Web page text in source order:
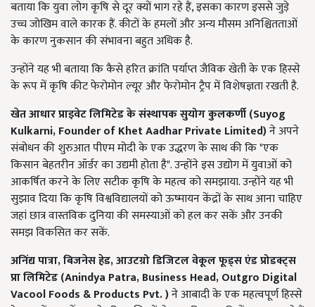
बताया कि युवा लोग कृषि से दूर क्यों भाग रहे हैं, इसका कारण इससे जुड़े
उच्च जोखिम वाले कारक हैं. कीटों के हमलों और अन्य मौसम अनिश्चितताओं
के कारण नुकसान की संभावना बहुत अधिक है.
उन्होंने यह भी बताया कि कैसे हरित क्रांति पर्याप्त जैविक खेती के एक हिस्से
के रूप में कृषि कीट फेरोमोन ल्यूर और फेरोमोन ट्रैप में विशेषज्ञता रखती है.
खेत आधार प्राइवेट लिमिटेड के संस्थापक सुयोग कुलकर्णी (Suyog
Kulkarni, Founder of Khet Aadhar Private Limited)ने अपने
संबोधन की शुरुआत पीएम मोदी के एक उद्धरण के साथ की कि "एक
किसान बेहतरीन ऑर्डर का उद्यमी होता है". उन्होंने इस उद्योग में युवाओं को
आकर्षित करने के लिए सटीक कृषि के महत्व को समझाया. उन्होंने यह भी
सुझाव दिया कि कृषि विश्वविद्यालयों को ऊष्मायन केंद्रों के साथ आना चाहिए
जहां छात्र वास्तविक दुनिया की समस्याओं को हल कर सकें और उनकी
समझ विकसित कर सकें.
अनिंद्य पात्रा,बिजनेस हेड,आउटग्रो डिजिटल वेकूल फूड्स एंड प्रोडक्ट्स
प्रा लिमिटेड (Anindya Patra, Business Head, Outgro Digital
Vacool Foods & Products Pvt. )ने आबादी के एक महत्वपूर्ण हिस्से